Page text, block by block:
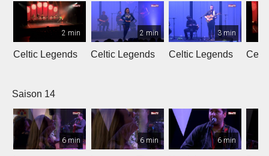
2 min
Celtic Legends
2 min
Celtic Legends
3 min
Celtic Legends
Saison 14
6 min 6 min 6 min